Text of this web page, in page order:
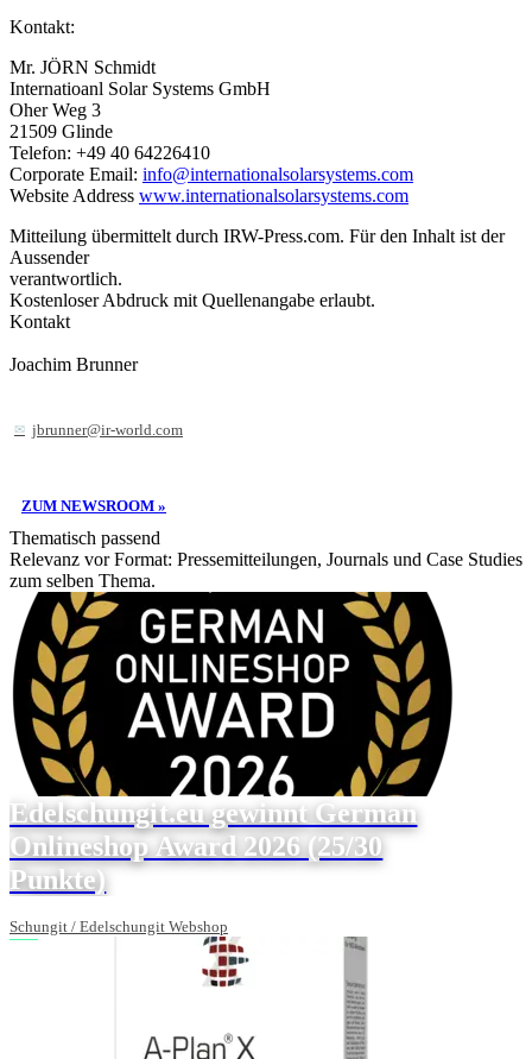
Kontakt:
Mr. JÖRN Schmidt
Internatioanl Solar Systems GmbH
Oher Weg 3
21509 Glinde
Telefon: +49 40 64226410
Corporate Email: info@internationalsolarsystems.com
Website Address www.internationalsolarsystems.com
Mitteilung übermittelt durch IRW-Press.com. Für den Inhalt ist der
Aussender
verantwortlich.
Kostenloser Abdruck mit Quellenangabe erlaubt.
Kontakt
Joachim Brunner
jbrunner@ir-world.com
ZUM NEWSROOM »
Thematisch passend
Relevanz vor Format: Pressemitteilungen, Journals und Case Studies
zum selben Thema.
Edelschungit.eu gewinnt German
Onlineshop Award 2026 (25/30
Punkte)
Schungit / Edelschungit Webshop